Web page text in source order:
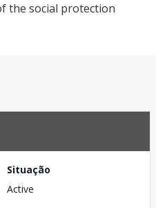
the social protection
Situação
Active